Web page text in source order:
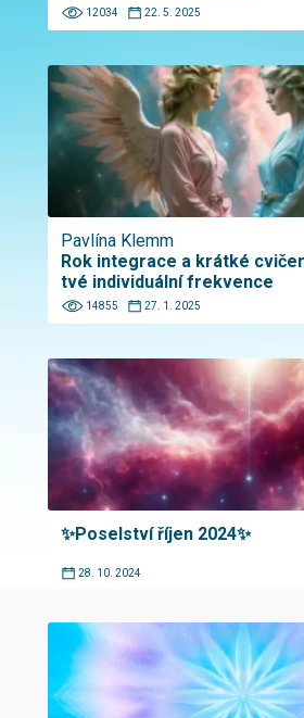
12034 22. 5. 2025
Pavlína Klemm
Rok integrace a krátké
tvé individuální frekvence
14855 27. 1. 2025
✨Poselství říjen 2024✨
28. 10. 2024